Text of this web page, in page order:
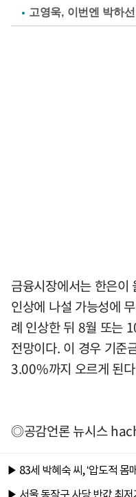
고영욱, 이번엔 박하
금융시장에서는 한은이
인상에 나설 가능성에
례 인상한 뒤 8월 또는
전망이다. 이 경우 기준
3.00%까지 오르게 된
◎공감언론 뉴시스